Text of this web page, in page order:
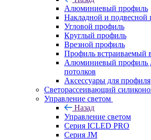
Алюминиевый профиль
Накладной и подвесной
Угловой профиль
Круглый профиль
Врезной профиль
Профиль встраиваемый
Алюминиевый профиль
потолков
Аксессуары для профиля
Светорассеивающий
Управление светом
Назад
Управление светом
Серия ICLED PRO
Серия JM